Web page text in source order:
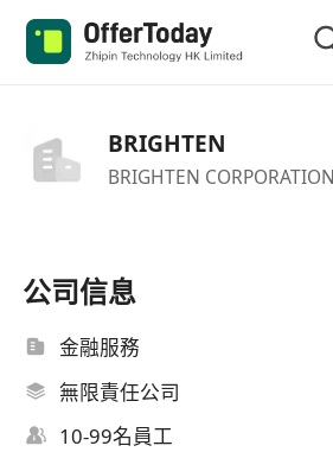
BRIGHTEN
BRIGHTEN
公司信息
金融服務
無限責任公司
10-99名員工